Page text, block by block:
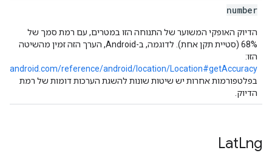
number
הדיוק האופקי המשוער של התנוחה הזו במטרים, עם רמת סמך של
68% (סטיית תקן אחת). לדוגמה, ב-Android, הערך הזה זמין מהשיטה
הזו:
reference/android/location/Location#getAccuracy()
בפלטפורמות אחרות יש שיטות שונות להשגת הערכות דומות של רמת
הדיוק.
LatLng